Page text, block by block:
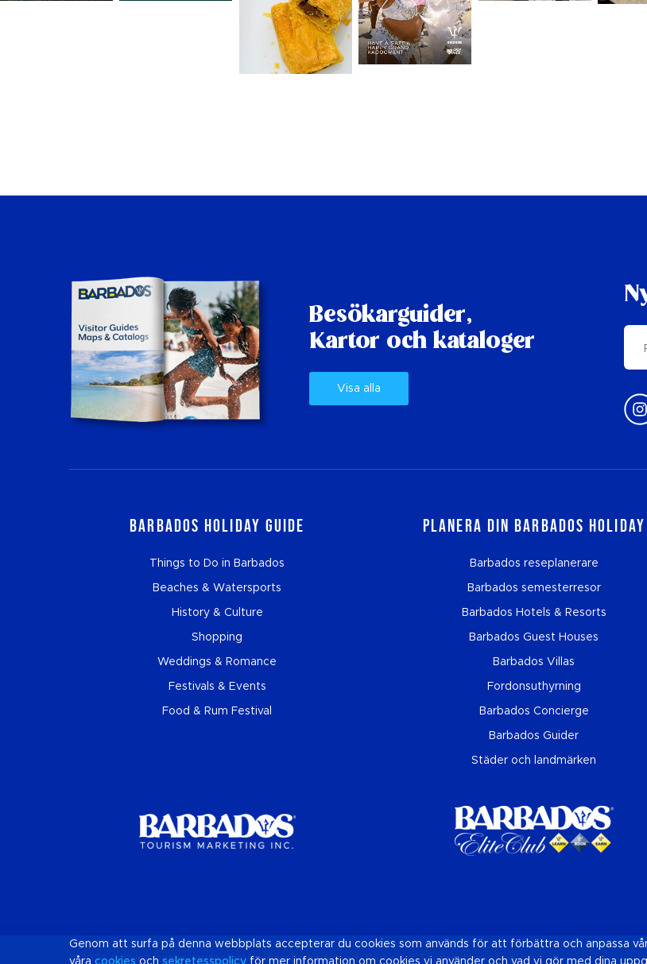
Besökarguider,
Kartor och kataloger
Visa alla
Barbados Holiday Guide
Things to Do in Barbados
Beaches & Watersports
History & Culture
Shopping
Weddings & Romance
Festivals & Events
Food & Rum Festival
Planera din Barbados Holiday
Barbados reseplanerare
Barbados semesterresor
Barbados Hotels & Resorts
Barbados Guest Houses
Barbados Villas
Fordonsuthyrning
Barbados Concierge
Barbados Guider
Städer och landmärken
© 2026 Officiell webbplats för Destination Barbadosoch Barbados Tourism Marketing, Inc.
Genom att surfa på denna webbplats accepterar du cookies som används för att förbättra och anpassa
våra cookies och sekretesspolicy för mer information om cookies vi använder och vad vi gör med dina